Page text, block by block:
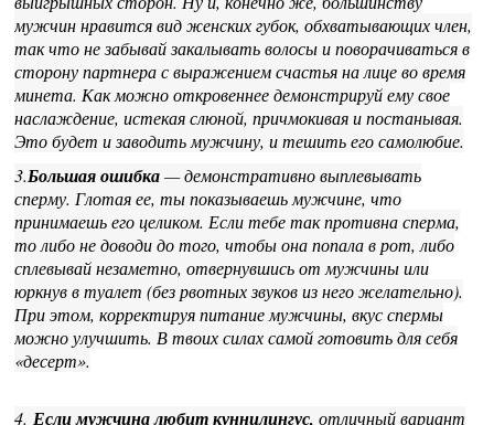
мужчин нравится вид женских губок, обхватывающих член,
так что не забывай закалывать волосы и поворачиваться в
сторону партнера с выражением счастья на лице во время
минета. Как можно откровеннее демонстрируй ему свое
наслаждение, истекая слюной, причмокивая и постанывая.
Это будет и заводить мужчину, и тешить его самолюбие.
3.Большая ошибка— демонстративно выплевывать
сперму. Глотая ее, ты показываешь мужчине, что
принимаешь его целиком. Если тебе так противна сперма,
то либо не доводи до того, чтобы она попала в рот, либо
сплевывай незаметно, отвернувшись от мужчины или
юркнув в туалет (без рвотных звуков из него желательно).
При этом, корректируя питание мужчины, вкус спермы
можно улучшить. В твоих силах самой готовить для себя
«десерт».
4. Если мужчина любит куннилингус, отличный вариант